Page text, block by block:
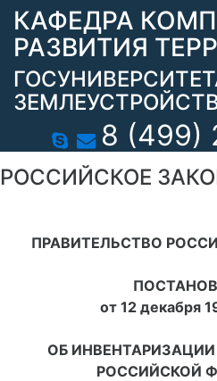
КАФЕДРА
РАЗВИТИЯ
8 (499)
РОССИЙСКОЕ
ПРАВИТЕЛЬСТВО
от 12 декабря
ОБ
РОССИЙСКОЙ